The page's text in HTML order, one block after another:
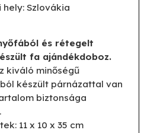
hely: Szlovákia
és rétegelt
fa ajándékdoboz.
kiváló minőségű
készült párnázattal van
biztonsága
11 x 10 x 35 cm